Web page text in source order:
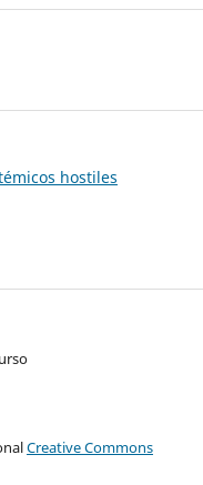
hostiles
Creative Commons